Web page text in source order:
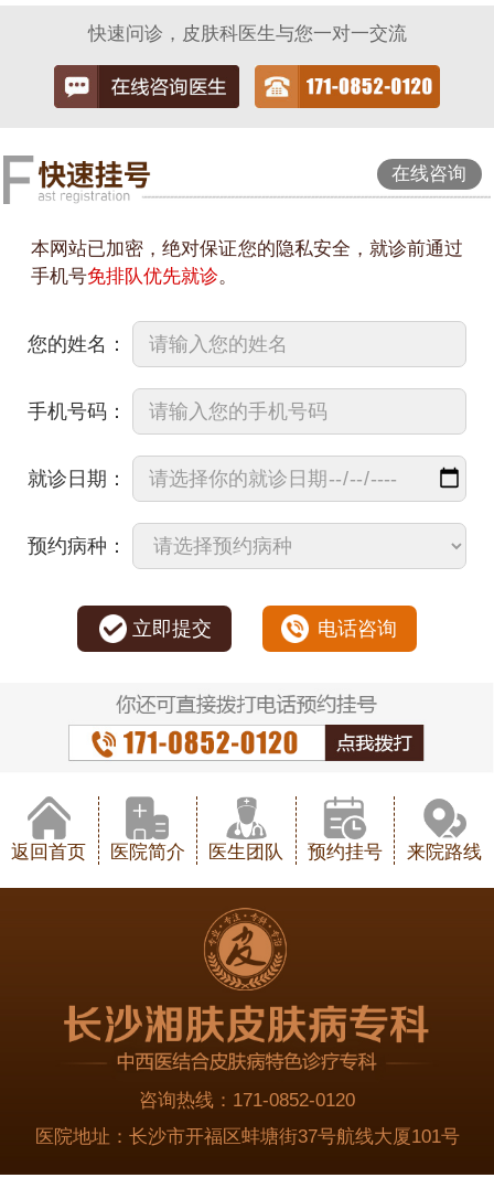
快速问诊，皮肤科医生与您一对一交流
在线咨询
本网站已加密，绝对保证您的隐私安全，就诊前通过
手机号免排队优先就诊。
您的姓名：
手机号码：
就诊日期：
预约病种：
立即提交 电话咨询
返回首页 医院简介 医生团队 预约挂号 来院路线
咨询热线： 171-0852-0120
医院地址： 长沙市开福区蚌塘街37号航线大厦101号